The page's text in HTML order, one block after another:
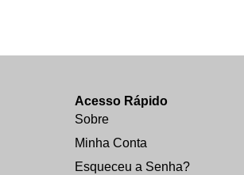
Acesso Rápido
Sobre
Minha Conta
Esqueceu a Senha?